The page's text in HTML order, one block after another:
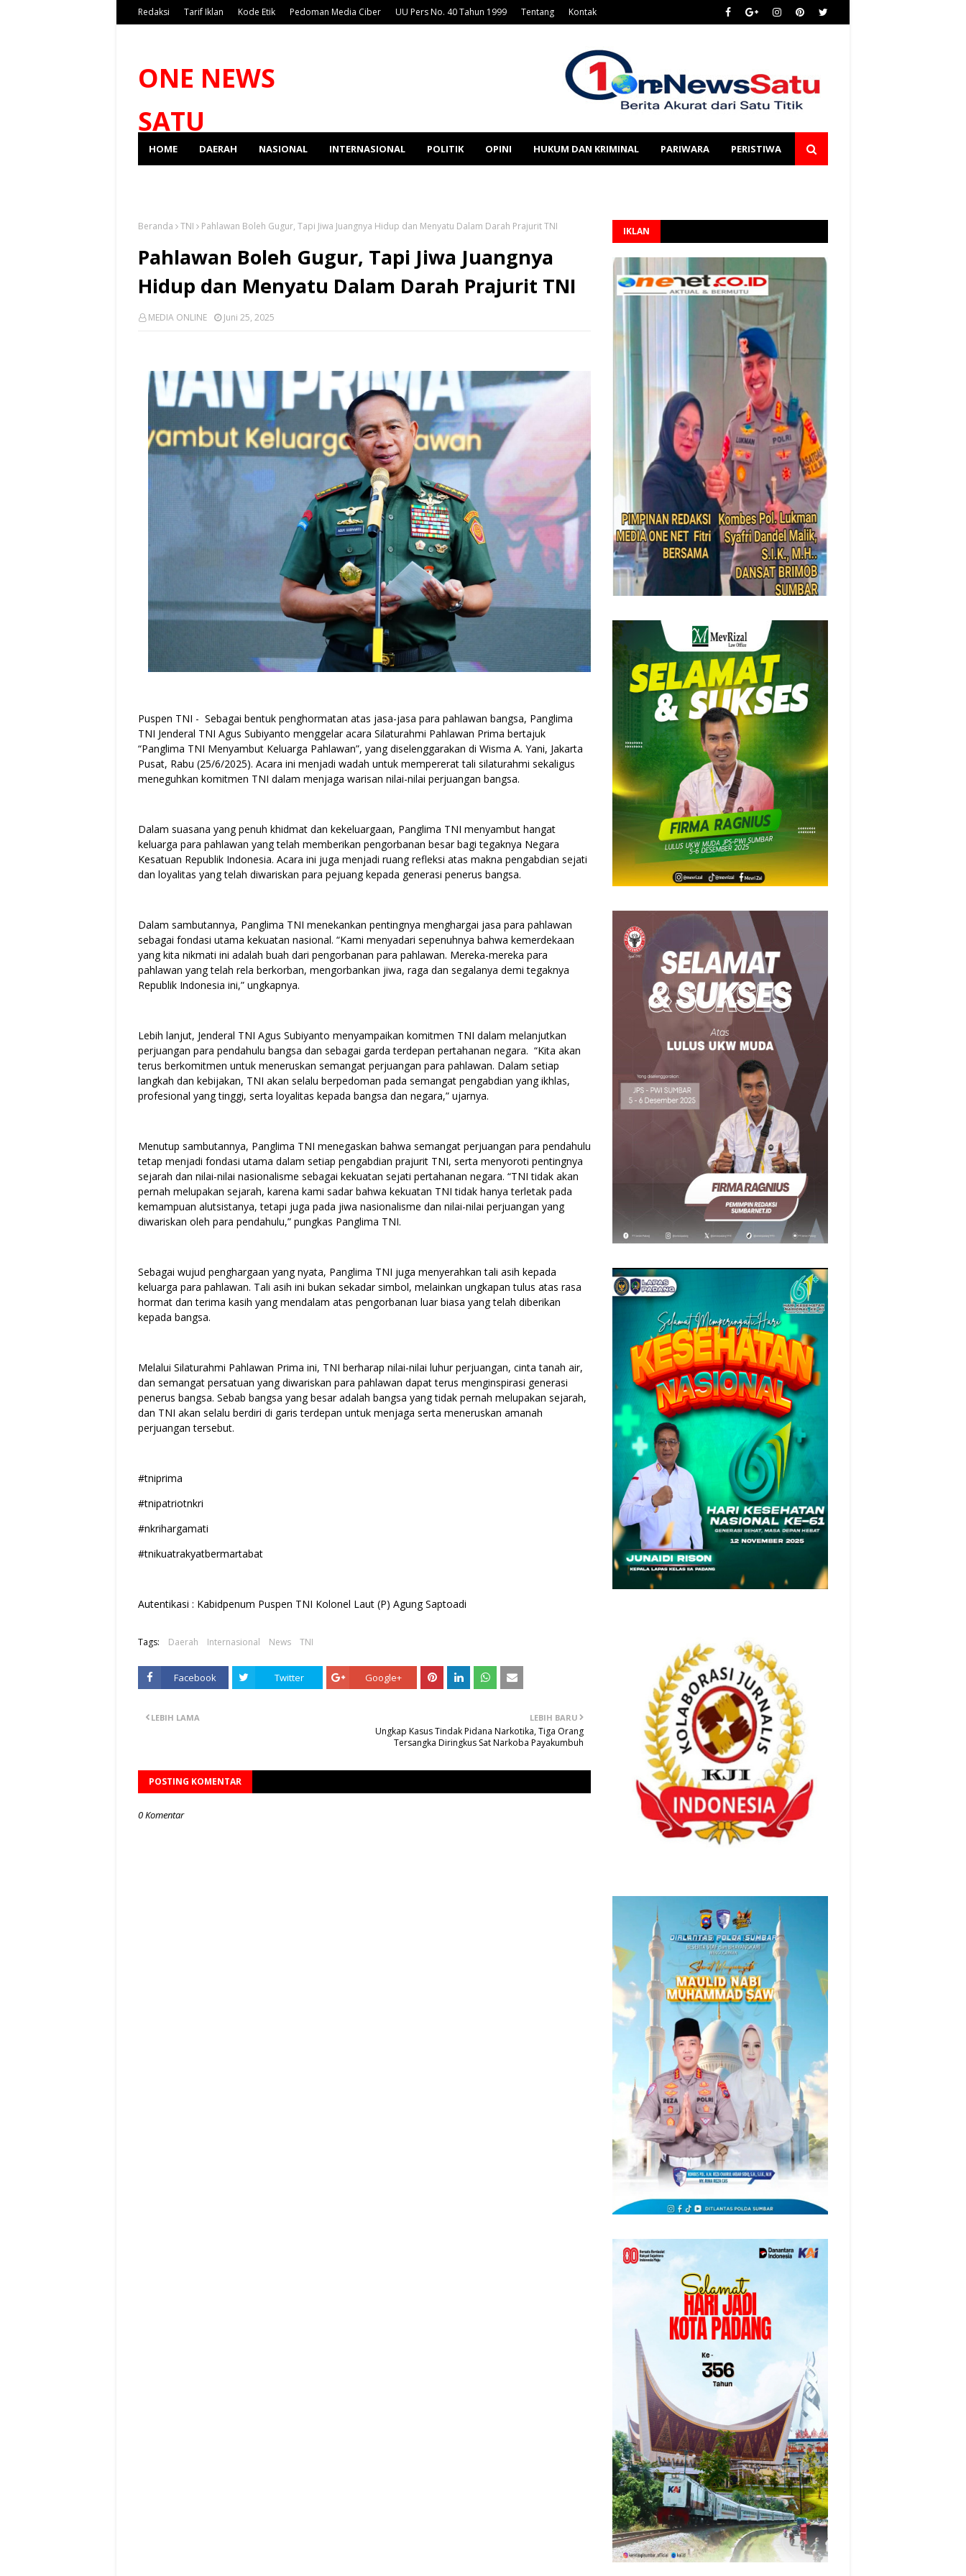
Redaksi Tarif Iklan Kode Etik Pedoman Media Ciber UU Pers No. 40 Tahun 1999 Tentang Kontak
ONE NEWS
SATU
HOME DAERAH NASIONAL INTERNASIONAL POLITIK OPINI HUKUM DAN KRIMINAL PARIWARA PERISTIWA
Beranda TNI Pahlawan Boleh Gugur, Tapi Jiwa Juangnya Hidup dan Menyatu Dalam Darah Prajurit TNI
Pahlawan Boleh Gugur, Tapi Jiwa Juangnya
Hidup dan Menyatu Dalam Darah Prajurit TNI
MEDIA ONLINE Juni 25, 2025
Puspen TNI - Sebagai bentuk penghormatan atas jasa-jasa para pahlawan bangsa, Panglima
TNI Jenderal TNI Agus Subiyanto menggelar acara Silaturahmi Pahlawan Prima bertajuk
“Panglima TNI Menyambut Keluarga Pahlawan”, yang diselenggarakan di Wisma A. Yani, Jakarta
Pusat, Rabu (25/6/2025). Acara ini menjadi wadah untuk mempererat tali silaturahmi sekaligus
meneguhkan komitmen TNI dalam menjaga warisan nilai-nilai perjuangan bangsa.
Dalam suasana yang penuh khidmat dan kekeluargaan, Panglima TNI menyambut hangat
keluarga para pahlawan yang telah memberikan pengorbanan besar bagi tegaknya Negara
Kesatuan Republik Indonesia. Acara ini juga menjadi ruang refleksi atas makna pengabdian sejati
dan loyalitas yang telah diwariskan para pejuang kepada generasi penerus bangsa.
Dalam sambutannya, Panglima TNI menekankan pentingnya menghargai jasa para pahlawan
sebagai fondasi utama kekuatan nasional. “Kami menyadari sepenuhnya bahwa kemerdekaan
yang kita nikmati ini adalah buah dari pengorbanan para pahlawan. Mereka-mereka para
pahlawan yang telah rela berkorban, mengorbankan jiwa, raga dan segalanya demi tegaknya
Republik Indonesia ini,” ungkapnya.
Lebih lanjut, Jenderal TNI Agus Subiyanto menyampaikan komitmen TNI dalam melanjutkan
perjuangan para pendahulu bangsa dan sebagai garda terdepan pertahanan negara. “Kita akan
terus berkomitmen untuk meneruskan semangat perjuangan para pahlawan. Dalam setiap
langkah dan kebijakan, TNI akan selalu berpedoman pada semangat pengabdian yang ikhlas,
profesional yang tinggi, serta loyalitas kepada bangsa dan negara,” ujarnya.
Menutup sambutannya, Panglima TNI menegaskan bahwa semangat perjuangan para pendahulu
tetap menjadi fondasi utama dalam setiap pengabdian prajurit TNI, serta menyoroti pentingnya
sejarah dan nilai-nilai nasionalisme sebagai kekuatan sejati pertahanan negara. “TNI tidak akan
pernah melupakan sejarah, karena kami sadar bahwa kekuatan TNI tidak hanya terletak pada
kemampuan alutsistanya, tetapi juga pada jiwa nasionalisme dan nilai-nilai perjuangan yang
diwariskan oleh para pendahulu,” pungkas Panglima TNI.
Sebagai wujud penghargaan yang nyata, Panglima TNI juga menyerahkan tali asih kepada
keluarga para pahlawan. Tali asih ini bukan sekadar simbol, melainkan ungkapan tulus atas rasa
hormat dan terima kasih yang mendalam atas pengorbanan luar biasa yang telah diberikan
kepada bangsa.
Melalui Silaturahmi Pahlawan Prima ini, TNI berharap nilai-nilai luhur perjuangan, cinta tanah air,
dan semangat persatuan yang diwariskan para pahlawan dapat terus menginspirasi generasi
penerus bangsa. Sebab bangsa yang besar adalah bangsa yang tidak pernah melupakan sejarah,
dan TNI akan selalu berdiri di garis terdepan untuk menjaga serta meneruskan amanah
perjuangan tersebut.
#tniprima
#tnipatriotnkri
#nkrihargamati
#tnikuatrakyatbermartabat
Autentikasi : Kabidpenum Puspen TNI Kolonel Laut (P) Agung Saptoadi
Tags: Daerah Internasional News TNI
Facebook Twitter Google+
LEBIH BARU
Ungkap Kasus Tindak Pidana Narkotika, Tiga Orang
Tersangka Diringkus Sat Narkoba Payakumbuh
LEBIH LAMA
POSTING KOMENTAR
0 Komentar
IKLAN